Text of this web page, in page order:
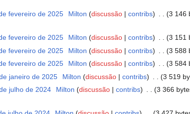
fevereiro de 2025 Milton discussão contribs 3 146
fevereiro de 2025 Milton discussão contribs 3 151
fevereiro de 2025 Milton discussão contribs 3 588
fevereiro de 2025 Milton discussão contribs 3 584
janeiro de 2025 Milton discussão contribs 3 519
julho de 2024 Milton discussão contribs 3 366